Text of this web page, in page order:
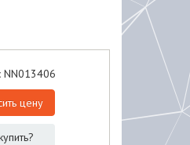
NN013406
цену